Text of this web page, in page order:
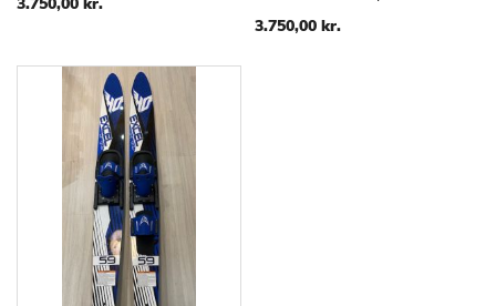
3.750,00 kr.
3.750,00 kr.